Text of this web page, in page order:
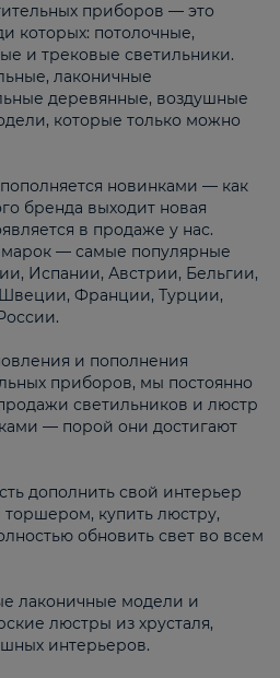
приборов — это
которых: потолочные,
и трековые светильники.
лаконичные
деревянные, воздушные
которые только можно
новинками — как
бренда выходит новая
в продаже у нас.
— самые популярные
Испании, Австрии, Бельгии,
Франции, Турции,
и пополнения
приборов, мы постоянно
светильников и люстр
— порой они достигают
дополнить свой интерьер
купить люстру,
обновить свет во всем
лаконичные модели и
люстры из хрусталя,
интерьеров.